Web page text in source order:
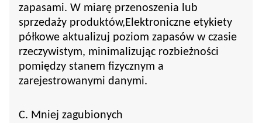
zapasami. W miarę przenoszenia lub
sprzedaży produktów, Elektroniczne etykiety
półkowe aktualizuj poziom zapasów w czasie
rzeczywistym, minimalizując rozbieżności
pomiędzy stanem fizycznym a
zarejestrowanymi danymi.
C. Mniej zagubionych